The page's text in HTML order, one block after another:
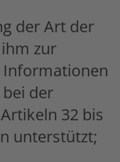
der Art der
zur
Informationen
der
32 bis
unterstützt;